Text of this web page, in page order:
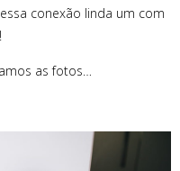
conexão linda um com
as fotos…